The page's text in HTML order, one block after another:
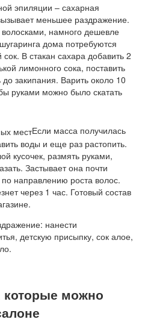
эпиляции – сахарная
меньшее раздражение.
намного дешевле
дома потребуются
В стакан сахара добавить 2
лимонного сока, поставить
закипания. Варить около 10
руками можно было скатать
Если масса получилась
воды и еще раз растопить.
кусочек, размять руками,
Застывает она почти
направлению роста волос.
через 1 час. Готовый состав
нанести
детскую присыпку, сок алое,
можно